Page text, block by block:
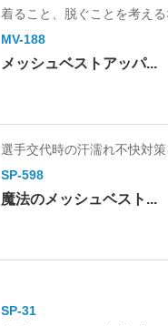
着ること、脱ぐことを考える
MV-188
メッシュベストアッパ...
選手交代時の汗濡れ不快対策
SP-598
魔法のメッシュベスト...
SP-31